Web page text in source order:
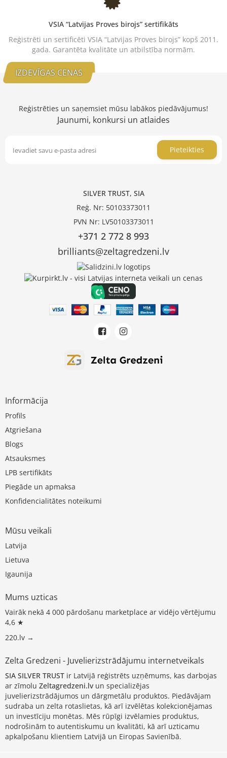
VSIA “Latvijas Proves birojs” sertifikāts
Reģistrēti un sertificēti VSIA “Latvijas Proves birojs” kopš 2011.
gada. Garantēta kvalitāte un atbilstība normām.
IZDEVĪGAS CENAS
Reģistrēties un saņemsiet mūsu labākos piedāvājumus!
Jaunumi, konkursi un atlaides
Pieteikties
SILVER TRUST, SIA
Reģ. Nr: 50103373011
PVN Nr: LV50103373011
+371 2 772 8 993
brilliants@zeltagredzeni.lv
Informācija
Profils
Atgriešana
Blogs
Atsauksmes
LPB sertifikāts
Piegāde un apmaksa
Konfidencialitātes noteikumi
Mūsu veikali
Latvija
Lietuva
Igaunija
Mums uzticas
Vairāk nekā 4 000 pārdošanu marketplace ar vidējo vērtējumu
4,6 ★
220.lv →
Zelta Gredzeni - Juvelierizstrādājumu internetveikals
SIA SILVER TRUST ir Latvijā reģistrēts uzņēmums, kas darbojas
ar zīmolu Zeltagredzeni.lv un specializējas
juvelierizstrādājumos un dārgmetālu produktos. Piedāvājam
sudraba un zelta rotaslietas, kā arī izvēlētas kolekcionējamas
un investīciju monētas. Mēs rūpīgi izvēlamies produktus,
nodrošinām to autentiskumu un kvalitāti, kā arī uzticamu
apkalpošanu klientiem Latvijā un Eiropas Savienībā.